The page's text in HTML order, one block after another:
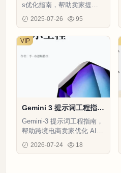
s优化指南，帮助卖家提升
产品排名和账户健康度。
2025-07-26 95
Gemini 3 提示词工程指南
（中文版）-68页
Gemini-3 提示词工程指南，
帮助跨境电商卖家优化 AI
输出，提升运营效率
2026-07-24 18
VIP